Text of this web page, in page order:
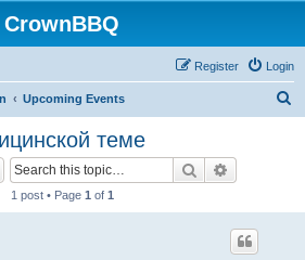
CrownBBQ
Login
Register
Upcoming Events
теме
Search
1 post • Page 1 of 1